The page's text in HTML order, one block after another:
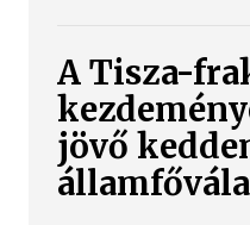
A Tisza-
jövő